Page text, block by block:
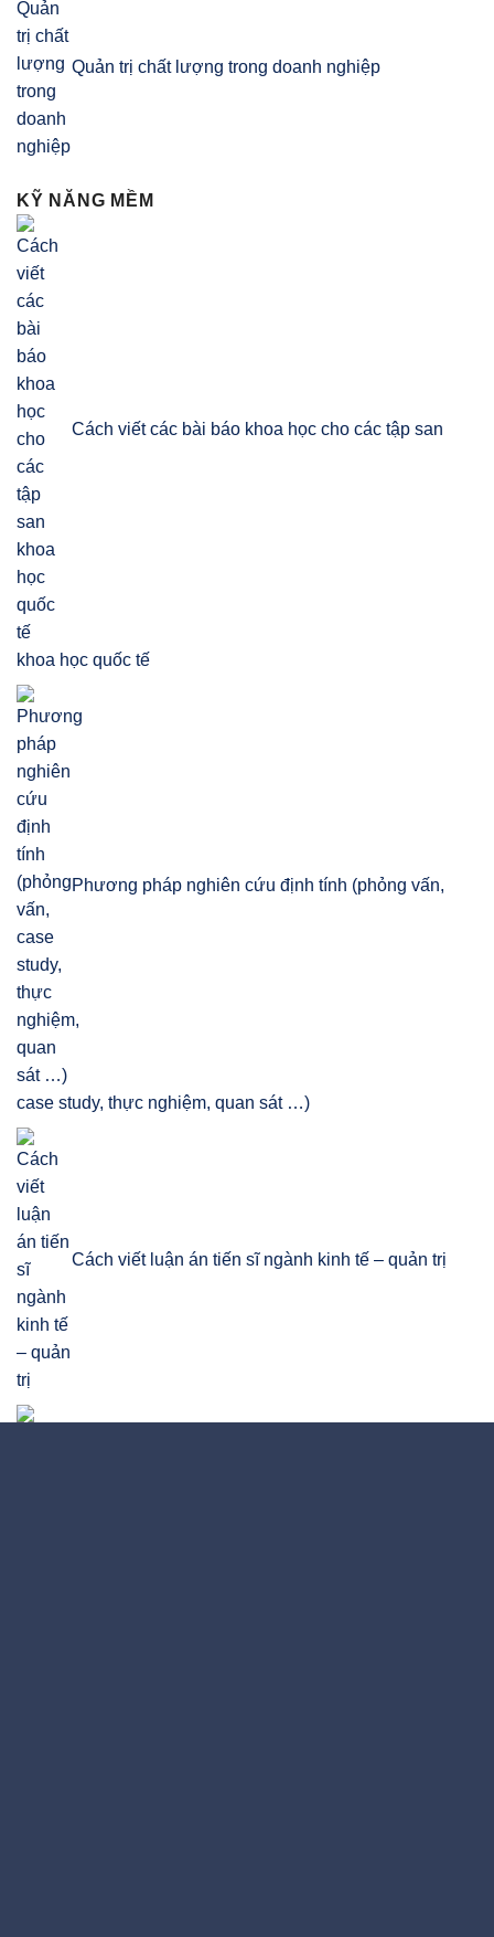
Quản trị chất lượng trong doanh nghiệp
KỸ NĂNG MỀM
Cách viết các bài báo khoa học cho các tập san
khoa học quốc tế
Phương pháp nghiên cứu định tính (phỏng vấn,
case study, thực nghiệm, quan sát …)
Cách viết luận án tiến sĩ ngành kinh tế – quản trị